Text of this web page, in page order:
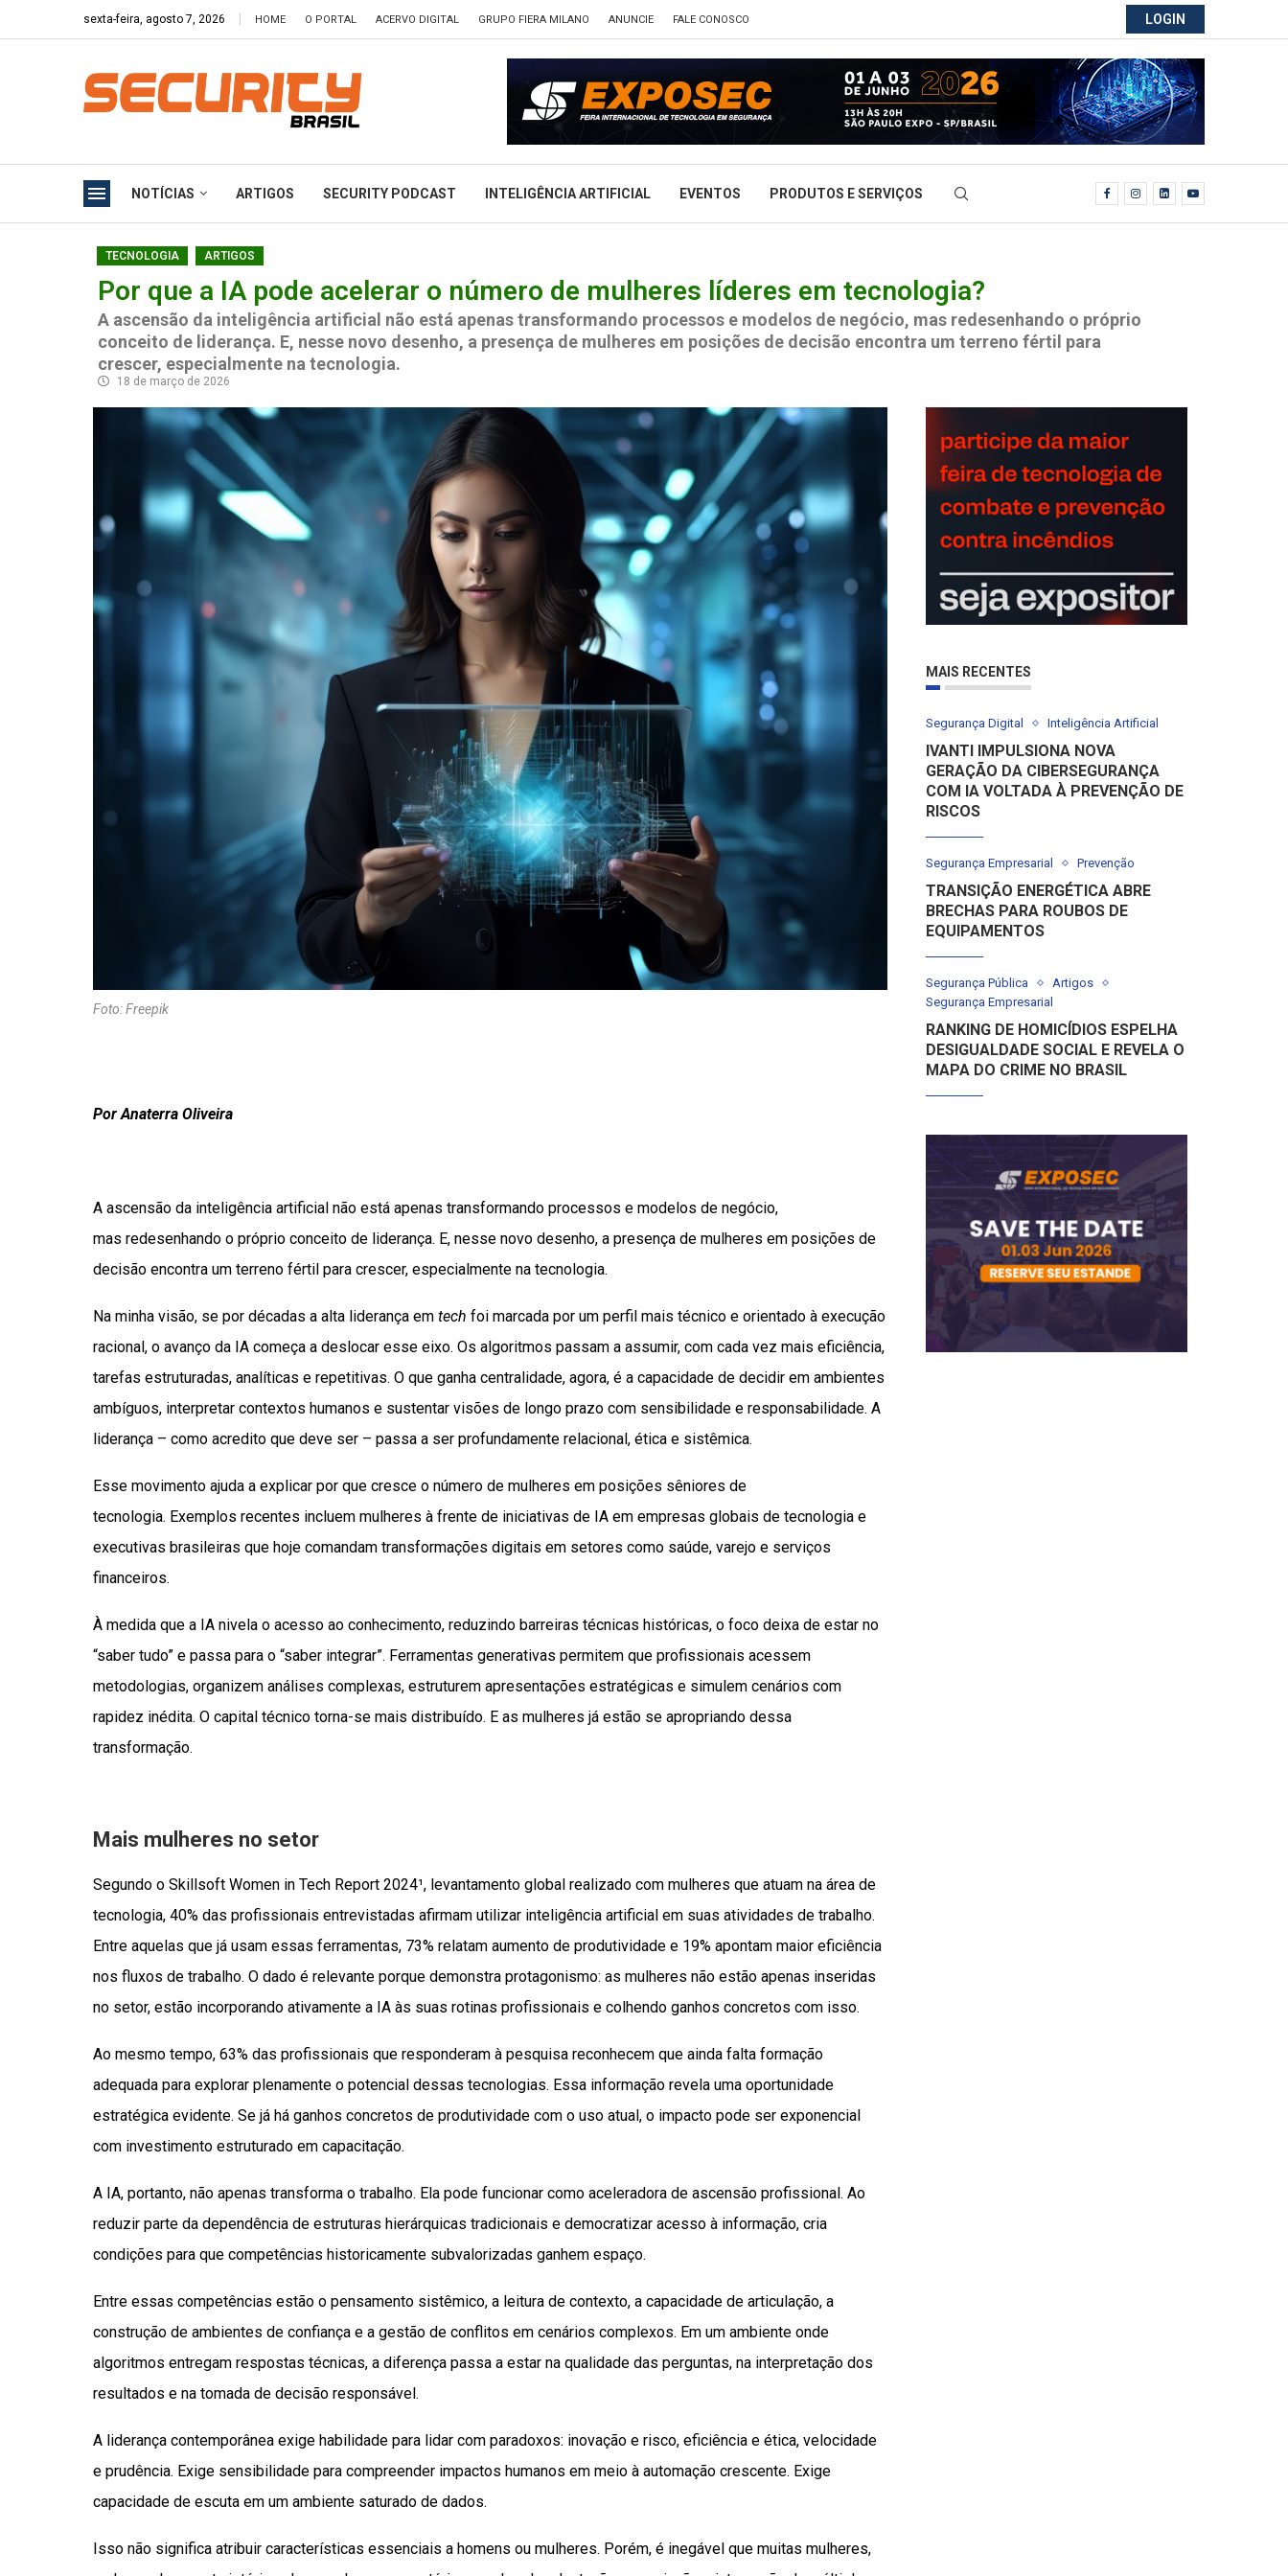
sexta-feira, agosto 7, 2026 HOME O PORTAL ACERVO DIGITAL GRUPO FIERA MILANO ANUNCIE FALE CONOSCO LOGIN
NOTÍCIAS ARTIGOS SECURITY PODCAST INTELIGÊNCIA ARTIFICIAL EVENTOS PRODUTOS E SERVIÇOS
TECNOLOGIA ARTIGOS
Por que a IA pode acelerar o número de mulheres líderes em tecnologia?
A ascensão da inteligência artificial não está apenas transformando processos e modelos de negócio, mas redesenhando o próprio
conceito de liderança. E, nesse novo desenho, a presença de mulheres em posições de decisão encontra um terreno fértil para
crescer, especialmente na tecnologia.
18 de março de 2026
Foto: Freepik
Por Anaterra Oliveira
A ascensão da inteligência artificial não está apenas transformando processos e modelos de negócio,
mas redesenhando o próprio conceito de liderança. E, nesse novo desenho, a presença de mulheres em posições de
decisão encontra um terreno fértil para crescer, especialmente na tecnologia.
Na minha visão, se por décadas a alta liderança em tech foi marcada por um perfil mais técnico e orientado à execução
racional, o avanço da IA começa a deslocar esse eixo. Os algoritmos passam a assumir, com cada vez mais eficiência,
tarefas estruturadas, analíticas e repetitivas. O que ganha centralidade, agora, é a capacidade de decidir em ambientes
ambíguos, interpretar contextos humanos e sustentar visões de longo prazo com sensibilidade e responsabilidade. A
liderança – como acredito que deve ser – passa a ser profundamente relacional, ética e sistêmica.
Esse movimento ajuda a explicar por que cresce o número de mulheres em posições sêniores de
tecnologia. Exemplos recentes incluem mulheres à frente de iniciativas de IA em empresas globais de tecnologia e
executivas brasileiras que hoje comandam transformações digitais em setores como saúde, varejo e serviços
financeiros.
À medida que a IA nivela o acesso ao conhecimento, reduzindo barreiras técnicas históricas, o foco deixa de estar no
“saber tudo” e passa para o “saber integrar”. Ferramentas generativas permitem que profissionais acessem
metodologias, organizem análises complexas, estruturem apresentações estratégicas e simulem cenários com
rapidez inédita. O capital técnico torna-se mais distribuído. E as mulheres já estão se apropriando dessa
transformação.
Mais mulheres no setor
Segundo o Skillsoft Women in Tech Report 2024¹, levantamento global realizado com mulheres que atuam na área de
tecnologia, 40% das profissionais entrevistadas afirmam utilizar inteligência artificial em suas atividades de trabalho.
Entre aquelas que já usam essas ferramentas, 73% relatam aumento de produtividade e 19% apontam maior eficiência
nos fluxos de trabalho. O dado é relevante porque demonstra protagonismo: as mulheres não estão apenas inseridas
no setor, estão incorporando ativamente a IA às suas rotinas profissionais e colhendo ganhos concretos com isso.
Ao mesmo tempo, 63% das profissionais que responderam à pesquisa reconhecem que ainda falta formação
adequada para explorar plenamente o potencial dessas tecnologias. Essa informação revela uma oportunidade
estratégica evidente. Se já há ganhos concretos de produtividade com o uso atual, o impacto pode ser exponencial
com investimento estruturado em capacitação.
A IA, portanto, não apenas transforma o trabalho. Ela pode funcionar como aceleradora de ascensão profissional. Ao
reduzir parte da dependência de estruturas hierárquicas tradicionais e democratizar acesso à informação, cria
condições para que competências historicamente subvalorizadas ganhem espaço.
Entre essas competências estão o pensamento sistêmico, a leitura de contexto, a capacidade de articulação, a
construção de ambientes de confiança e a gestão de conflitos em cenários complexos. Em um ambiente onde
algoritmos entregam respostas técnicas, a diferença passa a estar na qualidade das perguntas, na interpretação dos
resultados e na tomada de decisão responsável.
A liderança contemporânea exige habilidade para lidar com paradoxos: inovação e risco, eficiência e ética, velocidade
e prudência. Exige sensibilidade para compreender impactos humanos em meio à automação crescente. Exige
capacidade de escuta em um ambiente saturado de dados.
Isso não significa atribuir características essenciais a homens ou mulheres. Porém, é inegável que muitas mulheres,
MAIS RECENTES
Segurança Digital Inteligência Artificial
IVANTI IMPULSIONA NOVA
GERAÇÃO DA CIBERSEGURANÇA
COM IA VOLTADA À PREVENÇÃO DE
RISCOS
Segurança Empresarial Prevenção
TRANSIÇÃO ENERGÉTICA ABRE
BRECHAS PARA ROUBOS DE
EQUIPAMENTOS
Segurança Pública
Artigos
Segurança Empresarial
RANKING DE HOMICÍDIOS ESPELHA
DESIGUALDADE SOCIAL E REVELA O
MAPA DO CRIME NO BRASIL